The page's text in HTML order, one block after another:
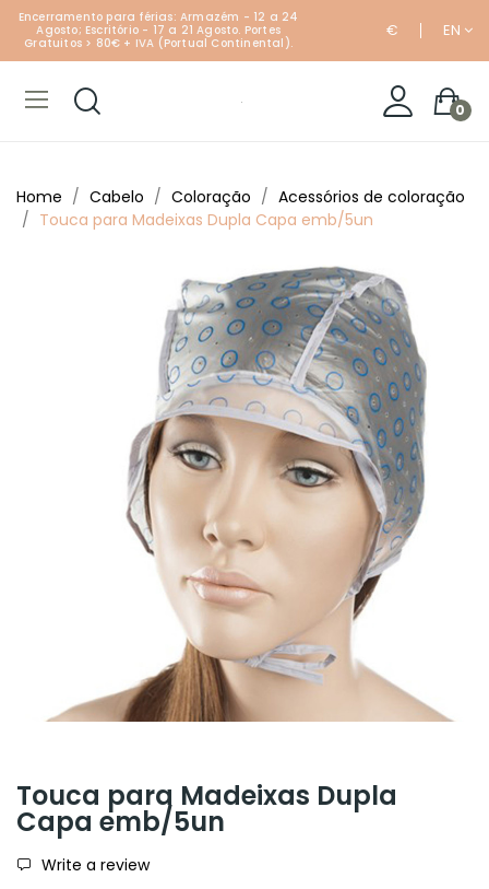
Encerramento para férias: Armazém - 12 a 24
Agosto; Escritório - 17 a 21 Agosto. Portes
Gratuitos > 80€ + IVA (Portual Continental).
€ EN
0
Home Cabelo Coloração
Acessórios de coloração
Touca para Madeixas Dupla Capa emb/5un
Touca para Madeixas Dupla
Capa emb/5un
Write a review